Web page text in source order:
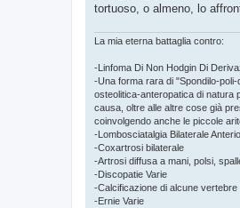
tortuoso, o almeno, lo
La mia eterna battaglia contro:
-Linfoma Di Non Hodgin Di
-Una forma rara di "Spondilo-
osteolitica-anteropatica di natura
causa, oltre alle altre cose già
coinvolgendo anche le piccole
-Lombosciatalgia Bilaterale
-Coxartrosi bilaterale
-Artrosi diffusa a mani, polsi,
-Discopatie Varie
-Calcificazione di alcune vertebre
-Ernie Varie